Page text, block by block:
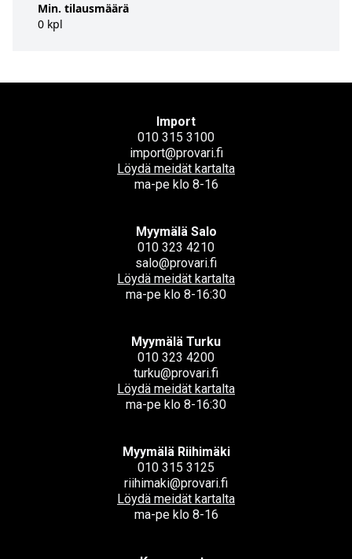
Min. tilausmäärä
0 kpl
Import
010 315 3100
import@provari.fi
Löydä meidät kartalta
ma-pe klo 8-16
Myymälä Salo
010 323 4210
salo@provari.fi
Löydä meidät kartalta
ma-pe klo 8-16:30
Myymälä Turku
010 323 4200
turku@provari.fi
Löydä meidät kartalta
ma-pe klo 8-16:30
Myymälä Riihimäki
010 315 3125
riihimaki@provari.fi
Löydä meidät kartalta
ma-pe klo 8-16